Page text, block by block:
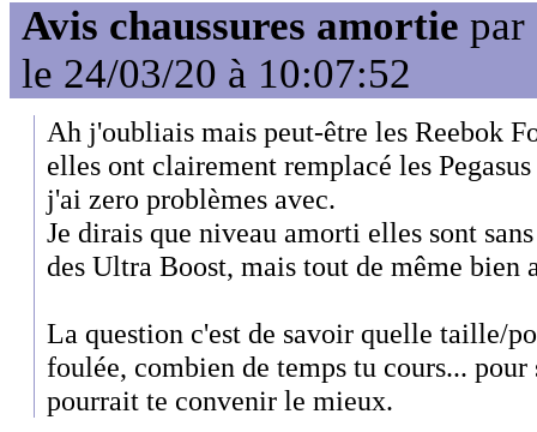
Avis chaussures amortie par
le 24/03/20 à 10:07:52
Ah j'oubliais mais peut-être les Reebok
elles ont clairement remplacé les
j'ai zero problèmes avec.
Je dirais que niveau amorti elles sont
des Ultra Boost, mais tout de même bien
La question c'est de savoir quelle taille/
foulée, combien de temps tu cours...
pourrait te convenir le mieux.